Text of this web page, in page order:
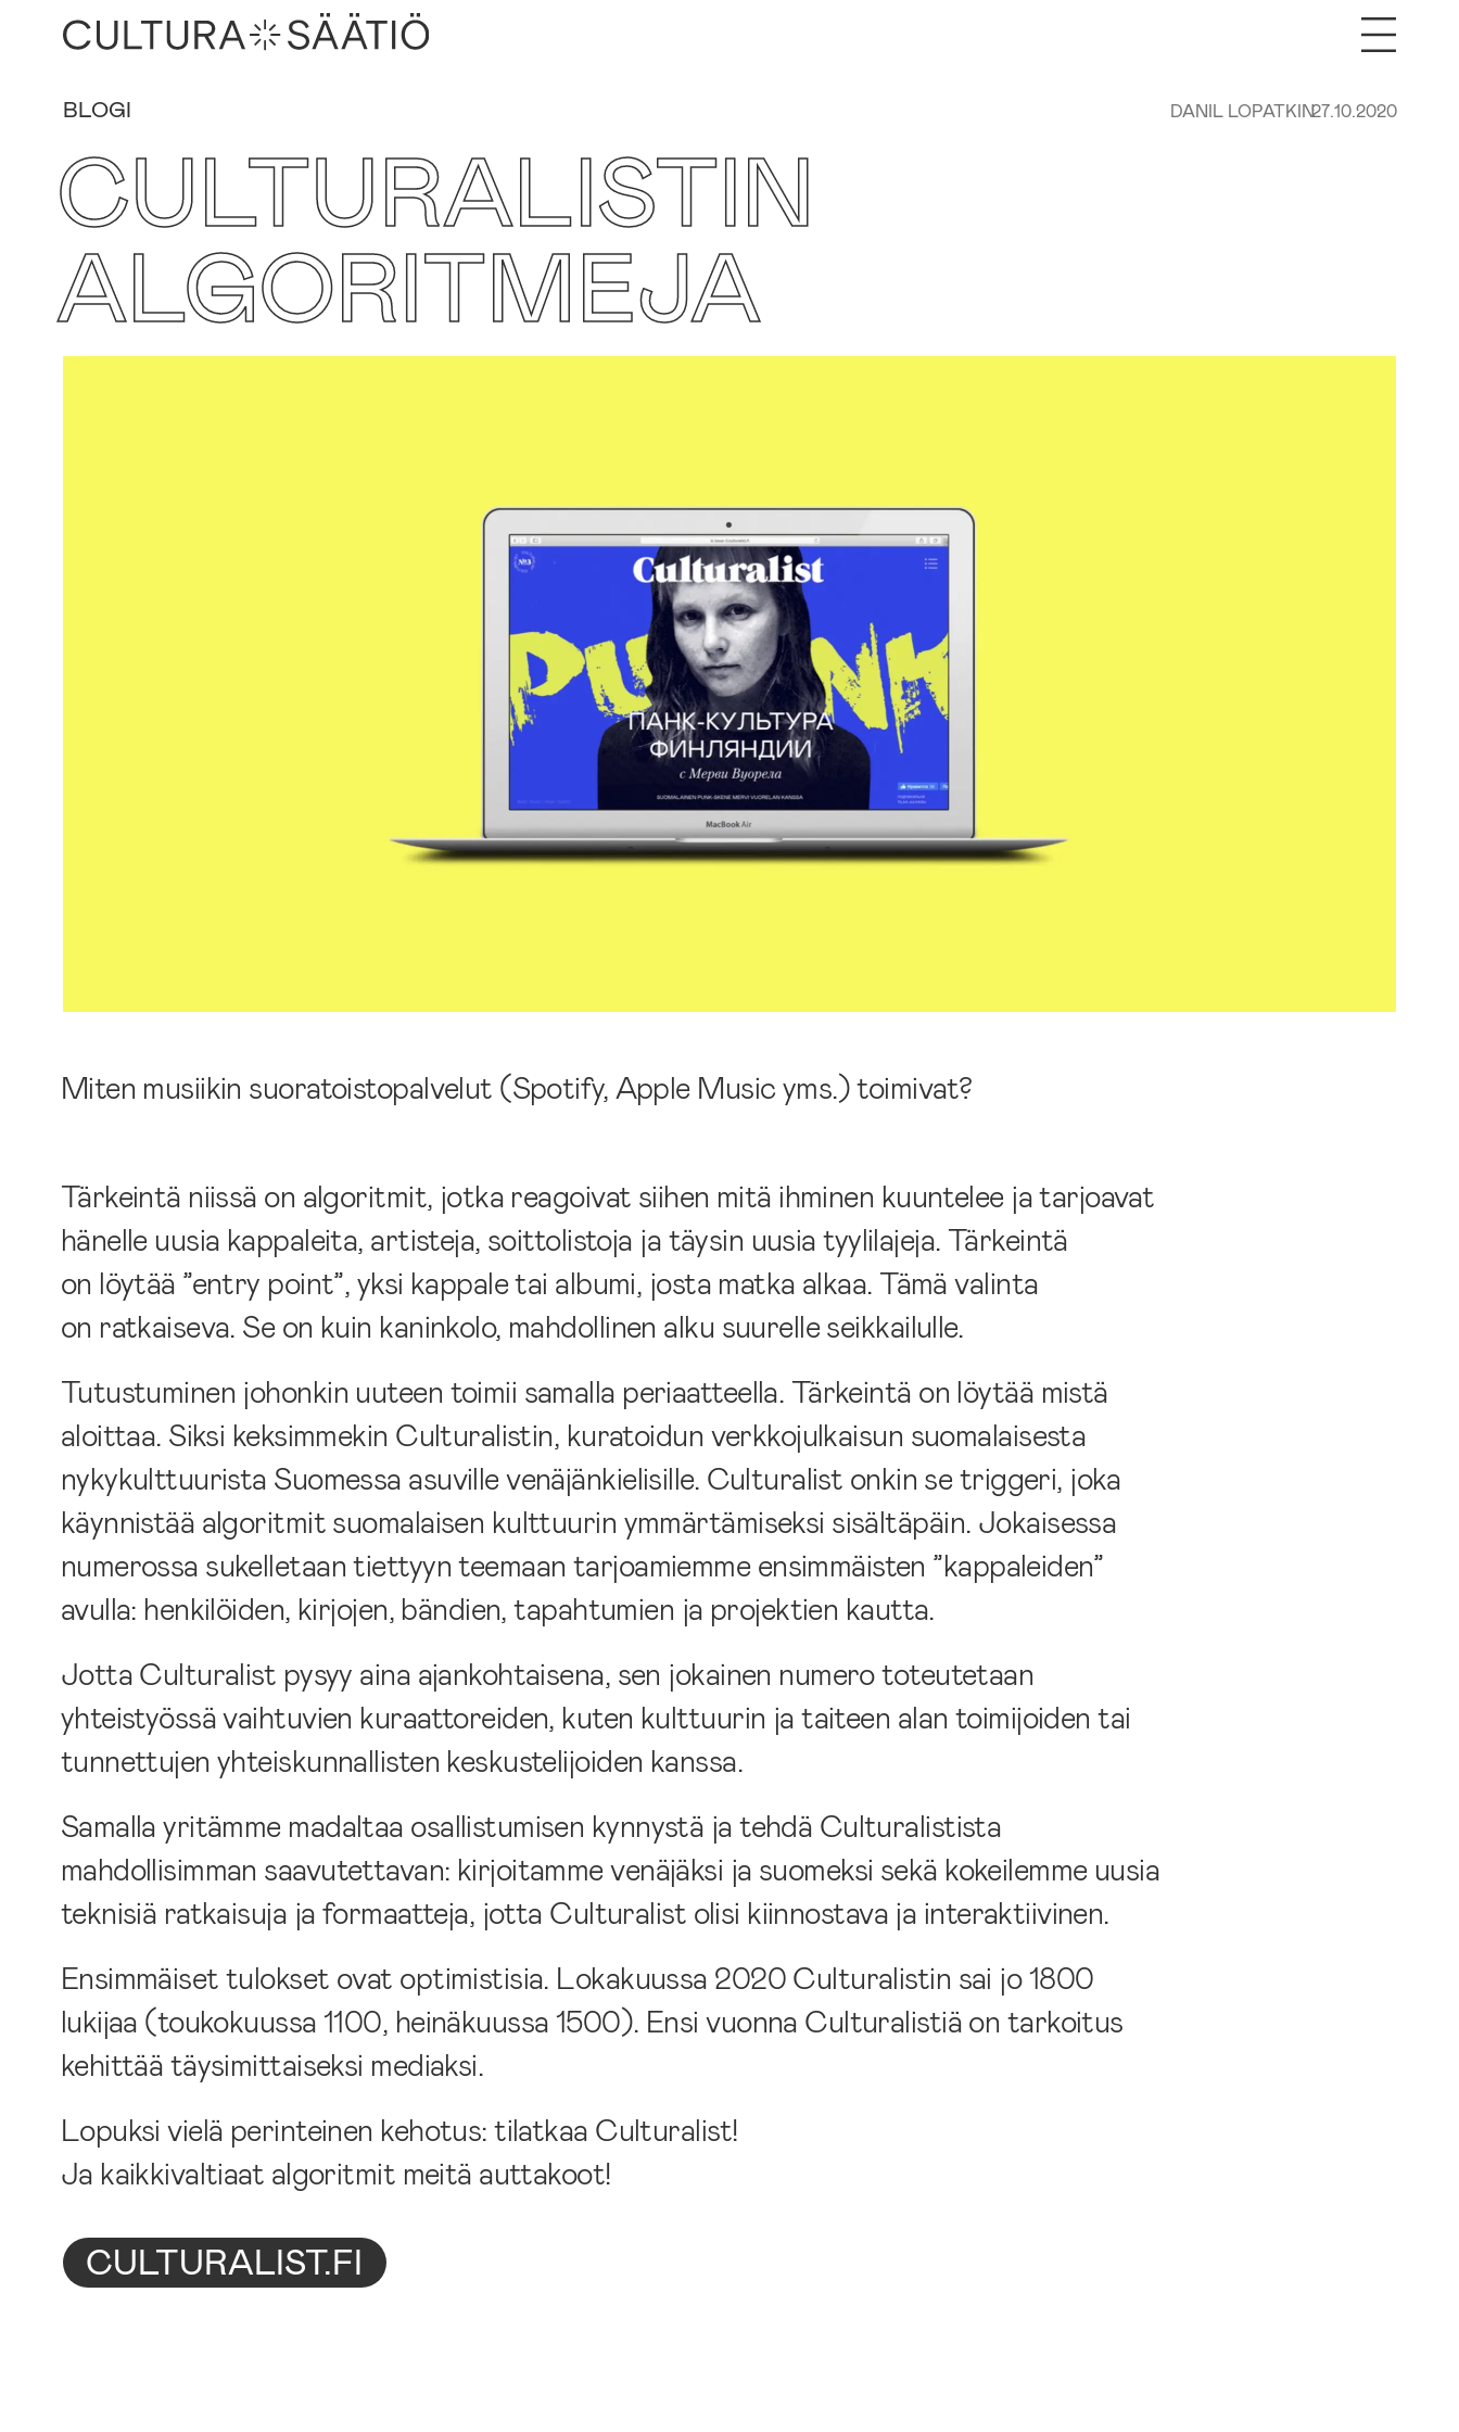
BLOGI DANIL LOPATKIN27.10.2020
СULTURALISTIN
ALGORITMEJA
Miten musiikin suoratoistopalvelut (Spotify, Apple Music yms.) toimivat?
Tärkeintä niissä on algoritmit, jotka reagoivat siihen mitä ihminen kuuntelee ja tarjoavat
hänelle uusia kappaleita, artisteja, soittolistoja ja täysin uusia tyylilajeja. Tärkeintä
on löytää ”entry point”, yksi kappale tai albumi, josta matka alkaa. Tämä valinta
on ratkaiseva. Se on kuin kaninkolo, mahdollinen alku suurelle seikkailulle.
Tutustuminen johonkin uuteen toimii samalla periaatteella. Tärkeintä on löytää mistä
aloittaa. Siksi keksimmekin Culturalistin, kuratoidun verkkojulkaisun suomalaisesta
nykykulttuurista Suomessa asuville venäjänkielisille. Culturalist onkin se triggeri, joka
käynnistää algoritmit suomalaisen kulttuurin ymmärtämiseksi sisältäpäin. Jokaisessa
numerossa sukelletaan tiettyyn teemaan tarjoamiemme ensimmäisten ”kappaleiden”
avulla: henkilöiden, kirjojen, bändien, tapahtumien ja projektien kautta.
Jotta Culturalist pysyy aina ajankohtaisena, sen jokainen numero toteutetaan
yhteistyössä vaihtuvien kuraattoreiden, kuten kulttuurin ja taiteen alan toimijoiden tai
tunnettujen yhteiskunnallisten keskustelijoiden kanssa.
Samalla yritämme madaltaa osallistumisen kynnystä ja tehdä Culturalistista
mahdollisimman saavutettavan: kirjoitamme venäjäksi ja suomeksi sekä kokeilemme uusia
teknisiä ratkaisuja ja formaatteja, jotta Culturalist olisi kiinnostava ja interaktiivinen.
Ensimmäiset tulokset ovat optimistisia. Lokakuussa 2020 Culturalistin sai jo 1800
lukijaa (toukokuussa 1100, heinäkuussa 1500). Ensi vuonna Culturalistiä on tarkoitus
kehittää täysimittaiseksi mediaksi.
Lopuksi vielä perinteinen kehotus: tilatkaa Culturalist!
Ja kaikkivaltiaat algoritmit meitä auttakoot!
CULTURALIST.FI